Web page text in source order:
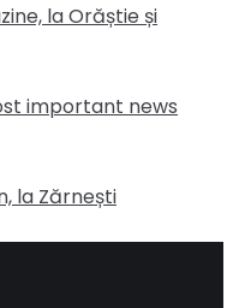
la Orăștie și
important news
la Zărnești